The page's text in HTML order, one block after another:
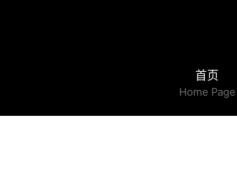
首页
Home Page